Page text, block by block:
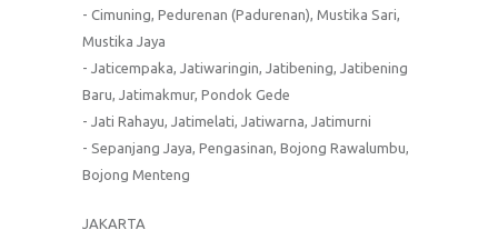
- Cimuning, Pedurenan (Padurenan), Mustika Sari,
Mustika Jaya
- Jaticempaka, Jatiwaringin, Jatibening, Jatibening
Baru, Jatimakmur, Pondok Gede
- Jati Rahayu, Jatimelati, Jatiwarna, Jatimurni
- Sepanjang Jaya, Pengasinan, Bojong Rawalumbu,
Bojong Menteng
JAKARTA